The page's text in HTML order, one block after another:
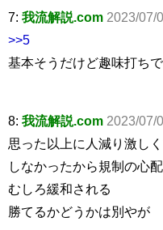
7: 我流解説.com 2023/07/
>>5
基本そうだけど趣味打ち
8: 我流解説.com 2023/07/
思った以上に人減り激し
しなかったから規制の心
むしろ緩和される
勝てるかどうかは別やが